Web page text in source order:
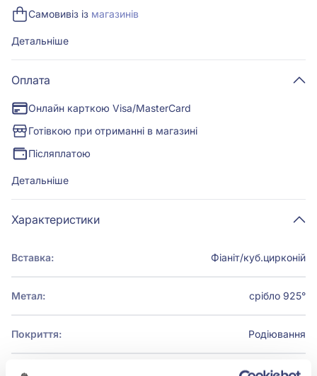
Самовивіз із магазинів
Детальніше
Оплата
Онлайн карткою Visa/MasterCard
Готівкою при отриманні в магазині
Післяплатою
Детальніше
Характеристики
Вставка: Фіаніт/куб.цирконій
Метал: срібло 925°
Покриття: Родіювання